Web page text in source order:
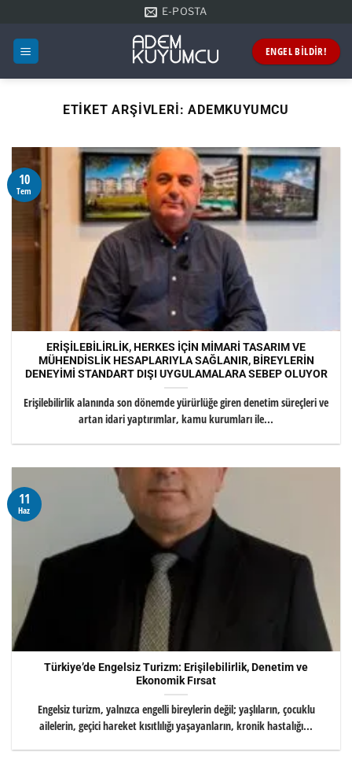
E-POSTA
ENGEL BİLDİR!
ETIKET ARŞIVLERI:ADEMKUYUMCU
ERİŞİLEBİLİRLİK, HERKES İÇİN MİMARİ TASARIM VE
MÜHENDİSLİK HESAPLARIYLA SAĞLANIR, BİREYLERİN
DENEYİMİ STANDART DIŞI UYGULAMALARA SEBEP OLUYOR
Erişilebilirlik alanında son dönemde yürürlüğe giren denetim süreçleri ve
artan idari yaptırımlar, kamu kurumları ile...
10
Tem
Türkiye’de Engelsiz Turizm: Erişilebilirlik, Denetim ve
Ekonomik Fırsat
Engelsiz turizm, yalnızca engelli bireylerin değil; yaşlıların, çocuklu
ailelerin, geçici hareket kısıtlılığı yaşayanların, kronik hastalığı...
11
Haz